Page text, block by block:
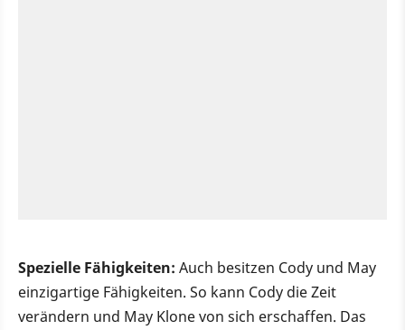
Spezielle Fähigkeiten: Auch besitzen Cody und May
einzigartige Fähigkeiten. So kann Cody die Zeit
verändern und May Klone von sich erschaffen. Das